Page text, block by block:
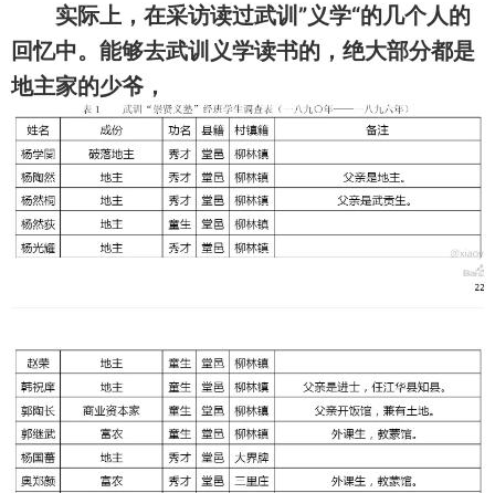
实际上，在采访读过武训”义学“的几个人的
回忆中。能够去武训义学读书的，绝大部分都是
地主家的少爷，